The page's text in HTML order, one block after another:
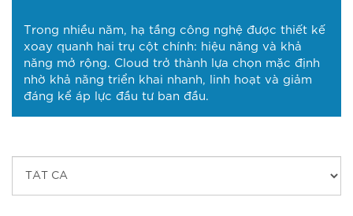
Trong nhiều năm, hạ tầng công nghệ được thiết kế
xoay quanh hai trụ cột chính: hiệu năng và khả
năng mở rộng. Cloud trở thành lựa chọn mặc định
nhờ khả năng triển khai nhanh, linh hoạt và giảm
đáng kể áp lực đầu tư ban đầu.